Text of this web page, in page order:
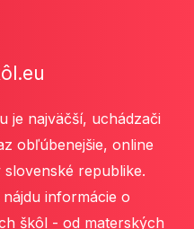
je najväčší, uchádzači
obľúbenejšie, online
republike.
informácie o
škôl - od materských